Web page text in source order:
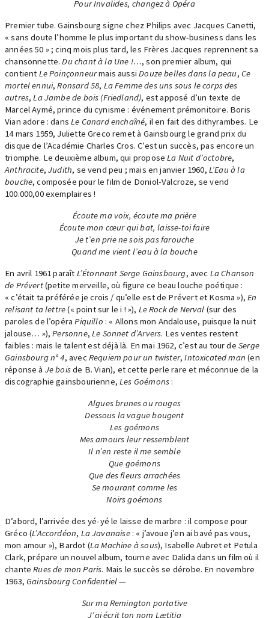
Pour Invalides, changez à Opéra
Premier tube. Gainsbourg signe chez Philips avec Jacques Canetti,
« sans doute l’homme le plus important du show-business dans les
années 50 » ; cinq mois plus tard, les Frères Jacques reprennent sa
chansonnette.Du chant à la Une !…, son premier album, qui
contient Le Poinçonneurmais aussiDouze belles dans la peau, Ce
mortel ennui,Ronsard 58, La Femme des uns sous le corps des
autres,La Jambe de bois (Friedland), est apposé d’un texte de
Marcel Aymé, prince du cynisme : événement prémonitoire. Boris
Vian adore : dansLe Canard enchaîné, il en fait des dithyrambes. Le
14 mars 1959, Juliette Greco remet à Gainsbourg le grand prix du
disque de l’Académie Charles Cros. C’est un succès, pas encore un
triomphe. Le deuxième album, qui proposeLa Nuit d’octobre,
Anthracite,Judith, se vend peu ; mais en janvier 1960, L’Eau à la
bouche, composée pour le film de Doniol-Valcroze, se vend
100.000,00 exemplaires !
Écoute ma voix, écoute ma prière
Écoute mon cœur qui bat, laisse-toi faire
Je t’en prie ne sois pas farouche
Quand me vient l’eau à la bouche
En avril 1961 paraît L’Étonnant Serge Gainsbourg, avec La Chanson
de Prévert(petite merveille, où figure ce beau louche poétique :
« c’était ta préférée je crois / qu’elle est de Prévert et Kosma »),En
relisant ta lettre(« point sur le i ! »), Le Rock de Nerval (sur des
paroles de l’opéraPiquillo : « Allons mon Andalouse, puisque la nuit
jalouse… »),Personne,Le Sonnet d’Arvers. Les ventes restent
faibles : mais le talent est déjà là. En mai 1962, c’est au tour deSerge
Gainsbourg n° 4, avecRequiem pour un twister,Intoxicated man (en
réponse à Je boisde B. Vian), et cette perle rare et méconnue de la
discographie gainsbourienne,Les Goémons :
Algues brunes ou rouges
Dessous la vague bougent
Les goémons
Mes amours leur ressemblent
Il n’en reste il me semble
Que goémons
Que des fleurs arrachées
Se mourant comme les
Noirs goémons
D’abord, l’arrivée des yé-yé le laisse de marbre : il compose pour
Gréco (L’Accordéon, La Javanaise: « j’avoue j’en ai bavé pas vous,
mon amour »), Bardot (La Machine à sous), Isabelle Aubret et Petula
Clark, prépare un nouvel album, tourne avec Dalida dans un film où il
chanteRues de mon Paris. Mais le succès se dérobe. En novembre
1963,Gainsbourg Confidentiel—
Sur ma Remington portative
J’ai écrit ton nom Lætitia